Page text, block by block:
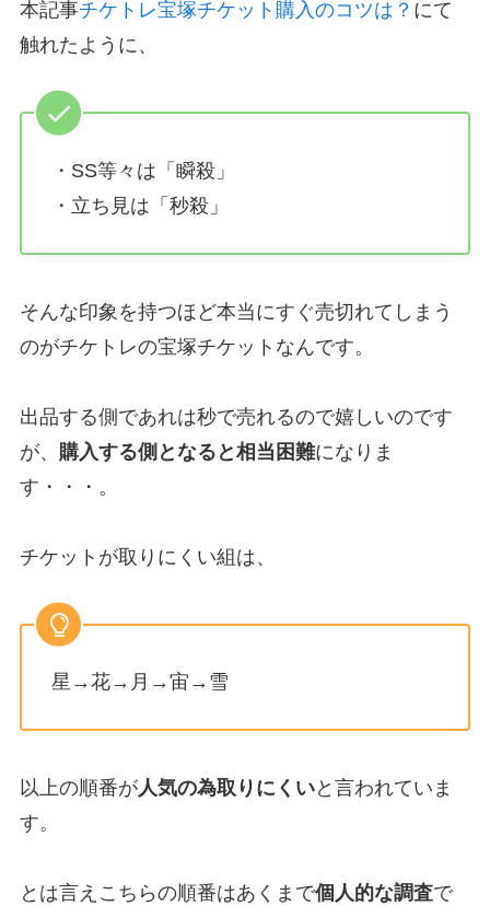
本記事チケトレ宝塚チケット購入のコツは？ にて
触れたように、
・SS等々は「瞬殺」
・立ち見は「秒殺」
そんな印象を持つほど本当にすぐ売切れてしまう
のがチケトレの宝塚チケットなんです。
出品する側であれは秒で売れるので嬉しいのです
が、 購入する側となると相当困難になりま
す・・・。
チケットが取りにくい組は、
星→花→月→宙→雪
以上の順番が人気の為取りにくいと言われていま
す。
とは言えこちらの順番はあくまで個人的な調査で